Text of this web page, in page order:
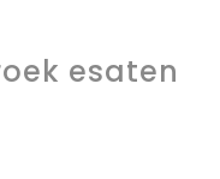
esaten